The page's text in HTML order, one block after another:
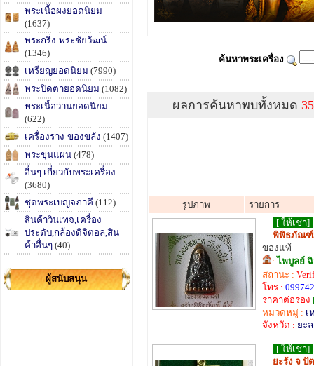
พระเนื้อผงยอดนิยม
(1637)
พระกริ่ง-พระชัยวัฒน์
(1346)
เหรียญยอดนิยม (7990)
พระปิดตายอดนิยม (1082)
พระเนื้อว่านยอดนิยม
(622)
เครื่องราง-ของขลัง (1407)
พระขุนแผน (478)
อื่นๆ เกี่ยวกับพระเครื่อง
(3680)
ชุดพระเบญจภาคี (112)
สินค้าวินเทจ,เครื่อง
ประดับ,กล้องดิจิตอล,สิน
ค้าอื่นๆ (40)
ผู้สนับสนุน
ค้นหาพระเครื่อง
ผลการค้นหาพบทั้งหมด 35
รูปภาพ
รายการ
[ ให้เช่า]
พิพิธภัณฑ์
ของแท้
: ไพบูลย์
สถานะ :
โทร :
ราคาต่อรอง
หมวดหมู่ : เ
จังหวัด : ยะ
[ ให้เช่า]
ยะรัง จ ปั